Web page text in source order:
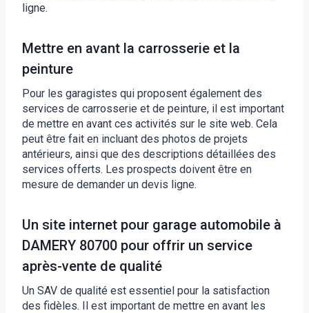
ligne.
Mettre en avant la carrosserie et la
peinture
Pour les garagistes qui proposent également des
services de carrosserie et de peinture, il est important
de mettre en avant ces activités sur le site web. Cela
peut être fait en incluant des photos de projets
antérieurs, ainsi que des descriptions détaillées des
services offerts. Les prospects doivent être en
mesure de demander un devis ligne.
Un site internet pour garage automobile à
DAMERY 80700 pour offrir un service
après-vente de qualité
Un SAV de qualité est essentiel pour la satisfaction
des fidèles. Il est important de mettre en avant les